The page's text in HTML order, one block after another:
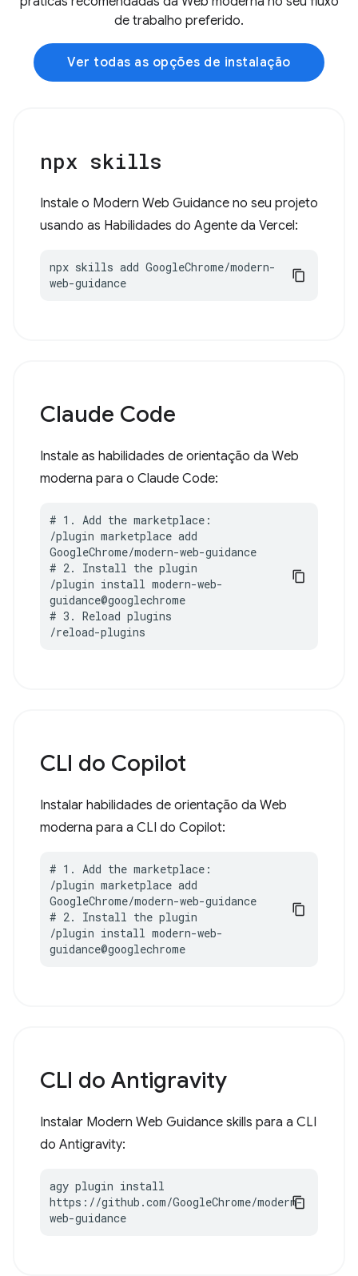
de trabalho preferido.
Ver todas as opções de instalação
npx skills
Instale o Modern Web Guidance no seu projeto
usando as Habilidades do Agente da Vercel:
npx skills add GoogleChrome/modern-
web-guidance
Claude Code
Instale as habilidades de orientação da Web
moderna para o Claude Code:
# 1. Add the marketplace:
/plugin marketplace add
GoogleChrome/modern-web-guidance
# 2. Install the plugin
/plugin install modern-web-
guidance@googlechrome
# 3. Reload plugins
/reload-plugins
CLI do Copilot
Instalar habilidades de orientação da Web
moderna para a CLI do Copilot:
# 1. Add the marketplace:
/plugin marketplace add
GoogleChrome/modern-web-guidance
# 2. Install the plugin
/plugin install modern-web-
guidance@googlechrome
CLI do Antigravity
Instalar Modern Web Guidance skills para a CLI
do Antigravity:
agy plugin install
https://github.com/GoogleChrome/modern-
web-guidance